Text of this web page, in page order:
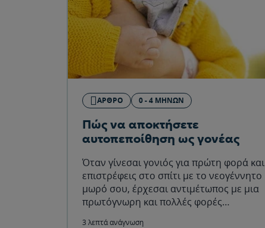
ΆΡΘΡΟ 0 - 4 ΜΗΝΏΝ
Πώς να αποκτήσετε
αυτοπεποίθηση ως γονέας
Όταν γίνεσαι γονιός για πρώτη φορά και
επιστρέφεις στο σπίτι με το νεογέννητο
μωρό σου, έρχεσαι αντιμέτωπος με μια
πρωτόγνωρη και πολλές φορές
3 λεπτά ανάγνωση